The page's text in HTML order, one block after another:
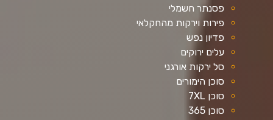
פסנתר חשמלי
פירות וירקות מהחקלאי
פדיון נפש
עלים ירוקים
סל ירקות אורגני
סוכן הימורים
סוכן 7XL
סוכן 365